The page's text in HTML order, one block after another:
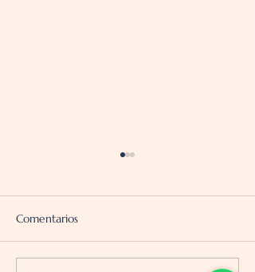
Comentarios